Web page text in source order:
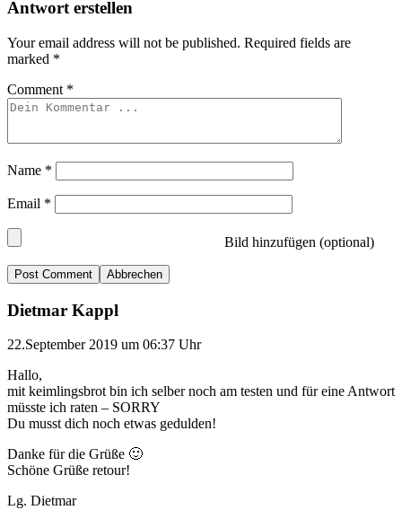
Antwort erstellen
Your email address will not be published. Required fields are
marked *
Comment *
Name *
Email *
Bild hinzufügen (optional)
Abbrechen
Dietmar Kappl
22.September 2019 um 06:37 Uhr
Hallo,
mit keimlingsbrot bin ich selber noch am testen und für eine Antwort
müsste ich raten – SORRY
Du musst dich noch etwas gedulden!
Danke für die Grüße 🙂
Schöne Grüße retour!
Lg. Dietmar